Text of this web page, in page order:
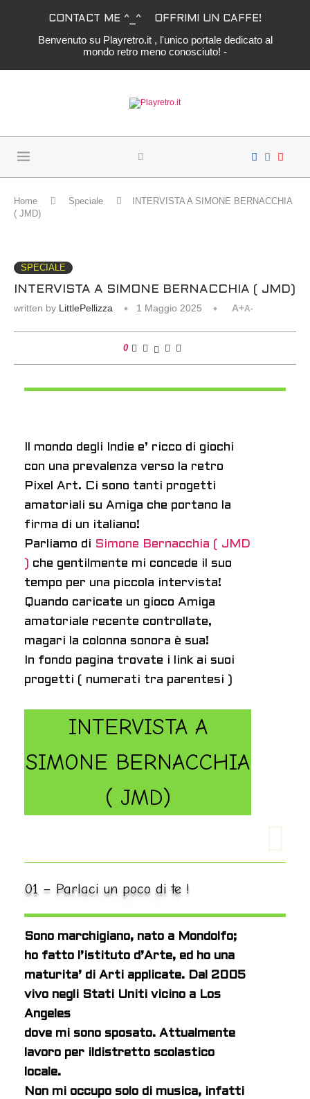
CONTACT ME ^_^ OFFRIMI UN CAFFE!
Benvenuto su Playretro.it , l'unico portale dedicato al
mondo retro meno conosciuto! -
Home Speciale
INTERVISTA A SIMONE BERNACCHIA
( JMD)
SPECIALE
INTERVISTA A SIMONE BERNACCHIA ( JMD)
written by LittlePellizza 1 Maggio 2025 A+A-
0
Il mondo degli Indie e’ ricco di giochi
con una prevalenza verso la retro
Pixel Art. Ci sono tanti progetti
amatoriali su Amiga che portano la
firma di un italiano!
Parliamo di Simone Bernacchia ( JMD
) che gentilmente mi concede il suo
tempo per una piccola intervista!
Quando caricate un gioco Amiga
amatoriale recente controllate,
magari la colonna sonora è sua!
In fondo pagina trovate i link ai suoi
progetti ( numerati tra parentesi )
INTERVISTA A
SIMONE BERNACCHIA
( JMD)
01 – Parlaci un poco di te !
Sono marchigiano, nato a Mondolfo;
ho fatto l’istituto d’Arte, ed ho una
maturita’ di Arti applicate. Dal 2005
vivo negli Stati Uniti vicino a Los
Angeles
dove mi sono sposato. Attualmente
lavoro per ildistretto scolastico
locale.
Non mi occupo solo di musica, infatti